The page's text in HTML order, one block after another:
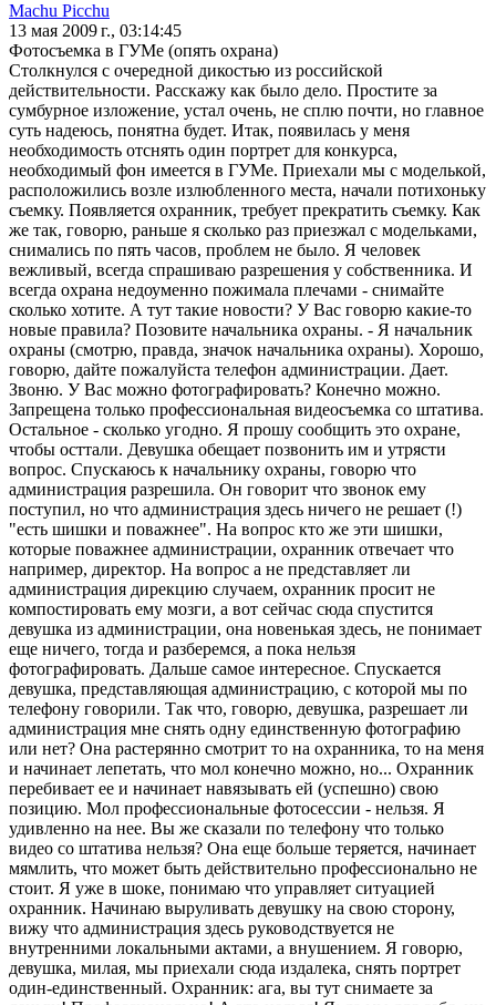
Machu Picchu
13 мая 2009 г., 03:14:45
Фотосъемка в ГУМе (опять охрана)
Столкнулся с очередной дикостью из российской
действительности. Расскажу как было дело. Простите за
сумбурное изложение, устал очень, не сплю почти, но главное
суть надеюсь, понятна будет. Итак, появилась у меня
необходимость отснять один портрет для конкурса,
необходимый фон имеется в ГУМе. Приехали мы с моделькой,
расположились возле излюбленного места, начали потихоньку
съемку. Появляется охранник, требует прекратить съемку. Как
же так, говорю, раньше я сколько раз приезжал с модельками,
снимались по пять часов, проблем не было. Я человек
вежливый, всегда спрашиваю разрешения у собственника. И
всегда охрана недоуменно пожимала плечами - снимайте
сколько хотите. А тут такие новости? У Вас говорю какие-то
новые правила? Позовите начальника охраны. - Я начальник
охраны (смотрю, правда, значок начальника охраны). Хорошо,
говорю, дайте пожалуйста телефон администрации. Дает.
Звоню. У Вас можно фотографировать? Конечно можно.
Запрещена только профессиональная видеосъемка со штатива.
Остальное - сколько угодно. Я прошу сообщить это охране,
чтобы осттали. Девушка обещает позвонить им и утрясти
вопрос. Спускаюсь к начальнику охраны, говорю что
администрация разрешила. Он говорит что звонок ему
поступил, но что администрация здесь ничего не решает (!)
"есть шишки и поважнее". На вопрос кто же эти шишки,
которые поважнее администрации, охранник отвечает что
например, директор. На вопрос а не представляет ли
администрация дирекцию случаем, охранник просит не
компостировать ему мозги, а вот сейчас сюда спустится
девушка из администрации, она новенькая здесь, не понимает
еще ничего, тогда и разберемся, а пока нельзя
фотографировать. Дальше самое интересное. Спускается
девушка, представляющая администрацию, с которой мы по
телефону говорили. Так что, говорю, девушка, разрешает ли
администрация мне снять одну единственную фотографию
или нет? Она растерянно смотрит то на охранника, то на меня
и начинает лепетать, что мол конечно можно, но... Охранник
перебивает ее и начинает навязывать ей (успешно) свою
позицию. Мол профессиональные фотосессии - нельзя. Я
удивленно на нее. Вы же сказали по телефону что только
видео со штатива нельзя? Она еще больше теряется, начинает
мямлить, что может быть действительно профессионально не
стоит. Я уже в шоке, понимаю что управляет ситуацией
охранник. Начинаю выруливать девушку на свою сторону,
вижу что администрация здесь руководствуется не
внутренними локальными актами, а внушением. Я говорю,
девушка, милая, мы приехали сюда издалека, снять портрет
один-единственный. Охранник: ага, вы тут снимаете за